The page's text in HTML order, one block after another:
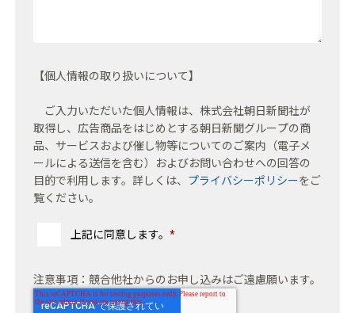
【個人情報の取り扱いについて】
ご入力いただいた個人情報は、株式会社朝日新聞社が
取得し、広告商品をはじめとする朝日新聞グループの商
品、サービスおよび催し物等についてのご案内（電子メ
ールによる送信を含む）およびお問い合わせへの回答の
目的で利用します。詳しくは、 プライバシーポリシーをご
覧ください。
上記に同意します。*
注意事項：競合他社からのお申し込みはご遠慮願います。